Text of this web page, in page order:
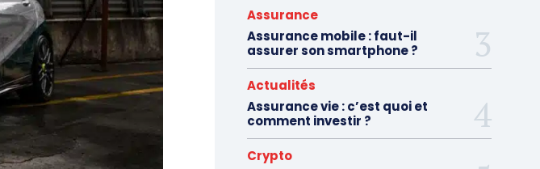
Assurance
Assurance mobile : faut-il
assurer son smartphone ?
Actualités
Assurance vie : c’est quoi et
comment investir ?
Crypto